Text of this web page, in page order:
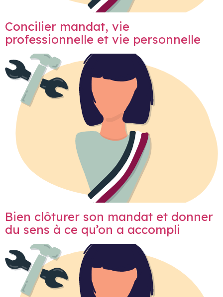
Concilier mandat, vie
professionnelle et vie personnelle
Bien clôturer son mandat et donner
du sens à ce qu’on a accompli